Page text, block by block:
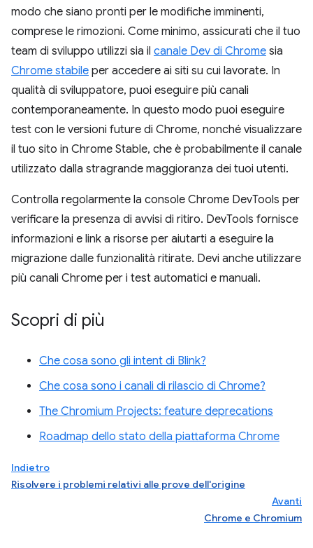
modo che siano pronti per le modifiche imminenti,
comprese le rimozioni. Come minimo, assicurati che il tuo
team di sviluppo utilizzi sia il canale Dev di Chrome sia
Chrome stabile per accedere ai siti su cui lavorate. In
qualità di sviluppatore, puoi eseguire più canali
contemporaneamente. In questo modo puoi eseguire
test con le versioni future di Chrome, nonché visualizzare
il tuo sito in Chrome Stable, che è probabilmente il canale
utilizzato dalla stragrande maggioranza dei tuoi utenti.
Controlla regolarmente la console Chrome DevTools per
verificare la presenza di avvisi di ritiro. DevTools fornisce
informazioni e link a risorse per aiutarti a eseguire la
migrazione dalle funzionalità ritirate. Devi anche utilizzare
più canali Chrome per i test automatici e manuali.
Scopri di più
Che cosa sono gli intent di Blink?
Che cosa sono i canali di rilascio di Chrome?
The Chromium Projects: feature deprecations
Roadmap dello stato della piattaforma Chrome
Indietro
Risolvere i problemi relativi alle prove dell'origine
Avanti
Chrome e Chromium